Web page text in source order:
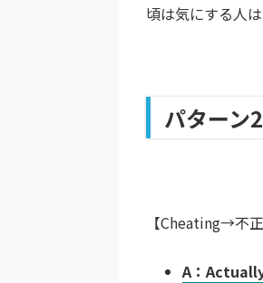
頃は気にする人
パター
【Cheating→不正
A：